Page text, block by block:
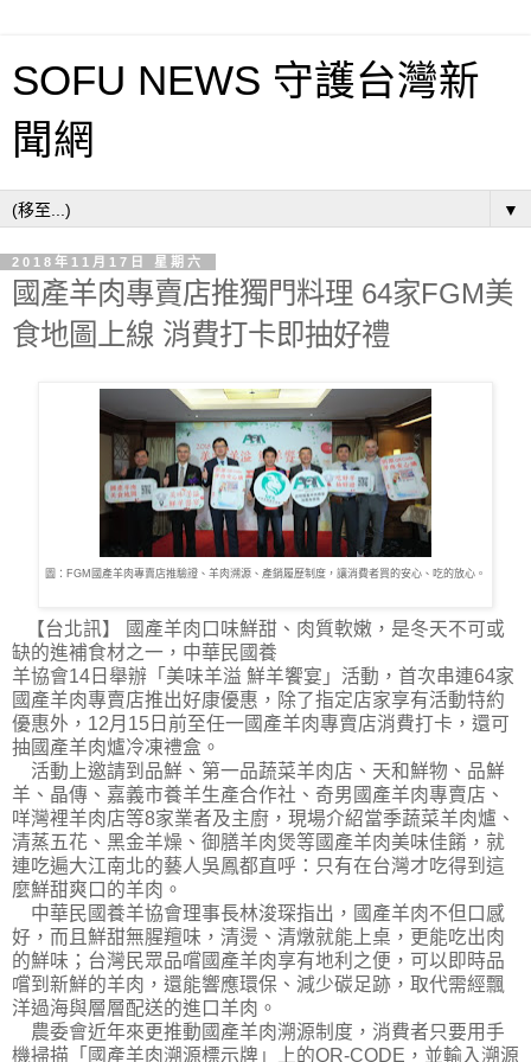
SOFU NEWS 守護台灣新
聞網
▼
2018年11月17日 星期六
國產羊肉專賣店推獨門料理 64家FGM美
食地圖上線 消費打卡即抽好禮
圖：FGM國產羊肉專賣店推驗證、羊肉溯源、產銷履歷制度，讓消費者買的安心、吃的放心。
【台北訊】 國產羊肉口味鮮甜、肉質軟嫩，是冬天不可或
缺的進補食材之一，中華民國養
羊協會14日舉辦「美味羊溢 鮮羊饗宴」活動，首次串連64家
國產羊肉專賣店推出好康優惠，除了指定店家享有活動特約
優惠外，12月15日前至任一國產羊肉專賣店消費打卡，還可
抽國產羊肉爐冷凍禮盒。
活動上邀請到品鮮、第一品蔬菜羊肉店、天和鮮物、品鮮
羊、晶傳、嘉義市養羊生產合作社、奇男國產羊肉專賣店、
咩灣裡羊肉店等8家業者及主廚，現場介紹當季蔬菜羊肉爐、
清蒸五花、黑金羊燥、御膳羊肉煲等國產羊肉美味佳餚，就
連吃遍大江南北的藝人吳鳳都直呼：只有在台灣才吃得到這
麼鮮甜爽口的羊肉。
中華民國養羊協會理事長林浚琛指出，國產羊肉不但口感
好，而且鮮甜無腥羶味，清燙、清燉就能上桌，更能吃出肉
的鮮味；台灣民眾品嚐國產羊肉享有地利之便，可以即時品
嚐到新鮮的羊肉，還能響應環保、減少碳足跡，取代需經飄
洋過海與層層配送的進口羊肉。
農委會近年來更推動國產羊肉溯源制度，消費者只要用手
機掃描「國產羊肉溯源標示牌」上的QR-CODE，並輸入溯源